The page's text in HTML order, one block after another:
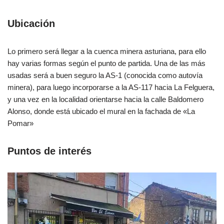
Ubicación
Lo primero será llegar a la cuenca minera asturiana, para ello
hay varias formas según el punto de partida. Una de las más
usadas será a buen seguro la AS-1 (conocida como autovía
minera), para luego incorporarse a la AS-117 hacia La Felguera,
y una vez en la localidad orientarse hacia la calle Baldomero
Alonso, donde está ubicado el mural en la fachada de «La
Pomar»
Puntos de interés